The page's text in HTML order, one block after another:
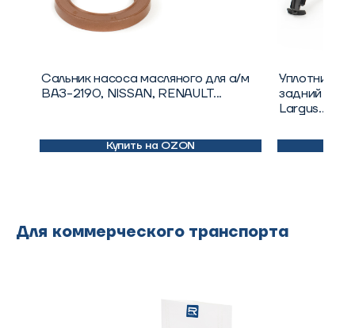
Сальник насоса масляного для а/м
ВАЗ-2190, NISSAN, RENAULT...
Купить на OZON
задний
Largus...
Для коммерческого транспорта